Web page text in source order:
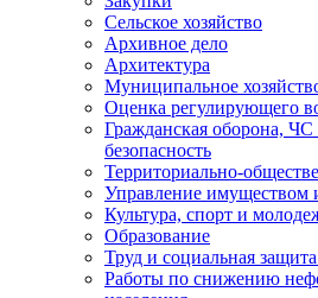
Сельское хозяйство
Архивное дело
Архитектура
Муниципальное
Оценка регулирующего
Гражданская оборона,
безопасность
Территориально-
Управление имуществом
Культура, спорт и
Образование
Труд и социальная
Работы по снижению